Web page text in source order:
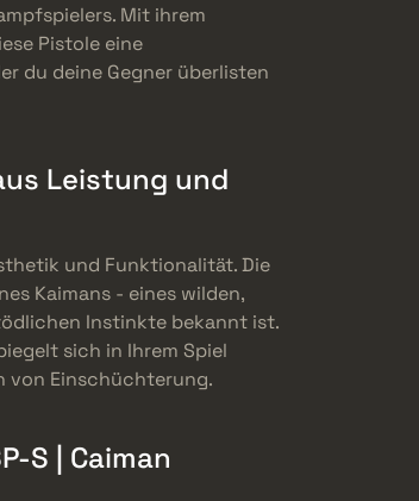
Mit ihrem
Pistole eine
du deine Gegner überlisten
Leistung und
und Funktionalität. Die
Kaimans - eines wilden,
Instinkte bekannt ist.
sich in Ihrem Spiel
von Einschüchterung.
S | Caiman